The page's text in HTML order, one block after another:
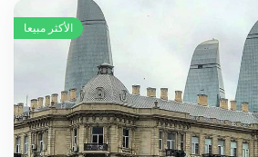
الأكثر مبيعا